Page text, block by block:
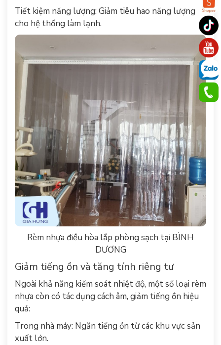
Tiết kiệm năng lượng: Giảm tiêu hao năng lượng
cho hệ thống làm lạnh.
Rèm nhựa điều hòa lắp phòng sạch tại BÌNH
DƯƠNG
Giảm tiếng ồn và tăng tính riêng tư
Ngoài khả năng kiểm soát nhiệt độ, một số loại rèm
nhựa còn có tác dụng cách âm, giảm tiếng ồn hiệu
quả:
Trong nhà máy: Ngăn tiếng ồn từ các khu vực sản
xuất lớn.